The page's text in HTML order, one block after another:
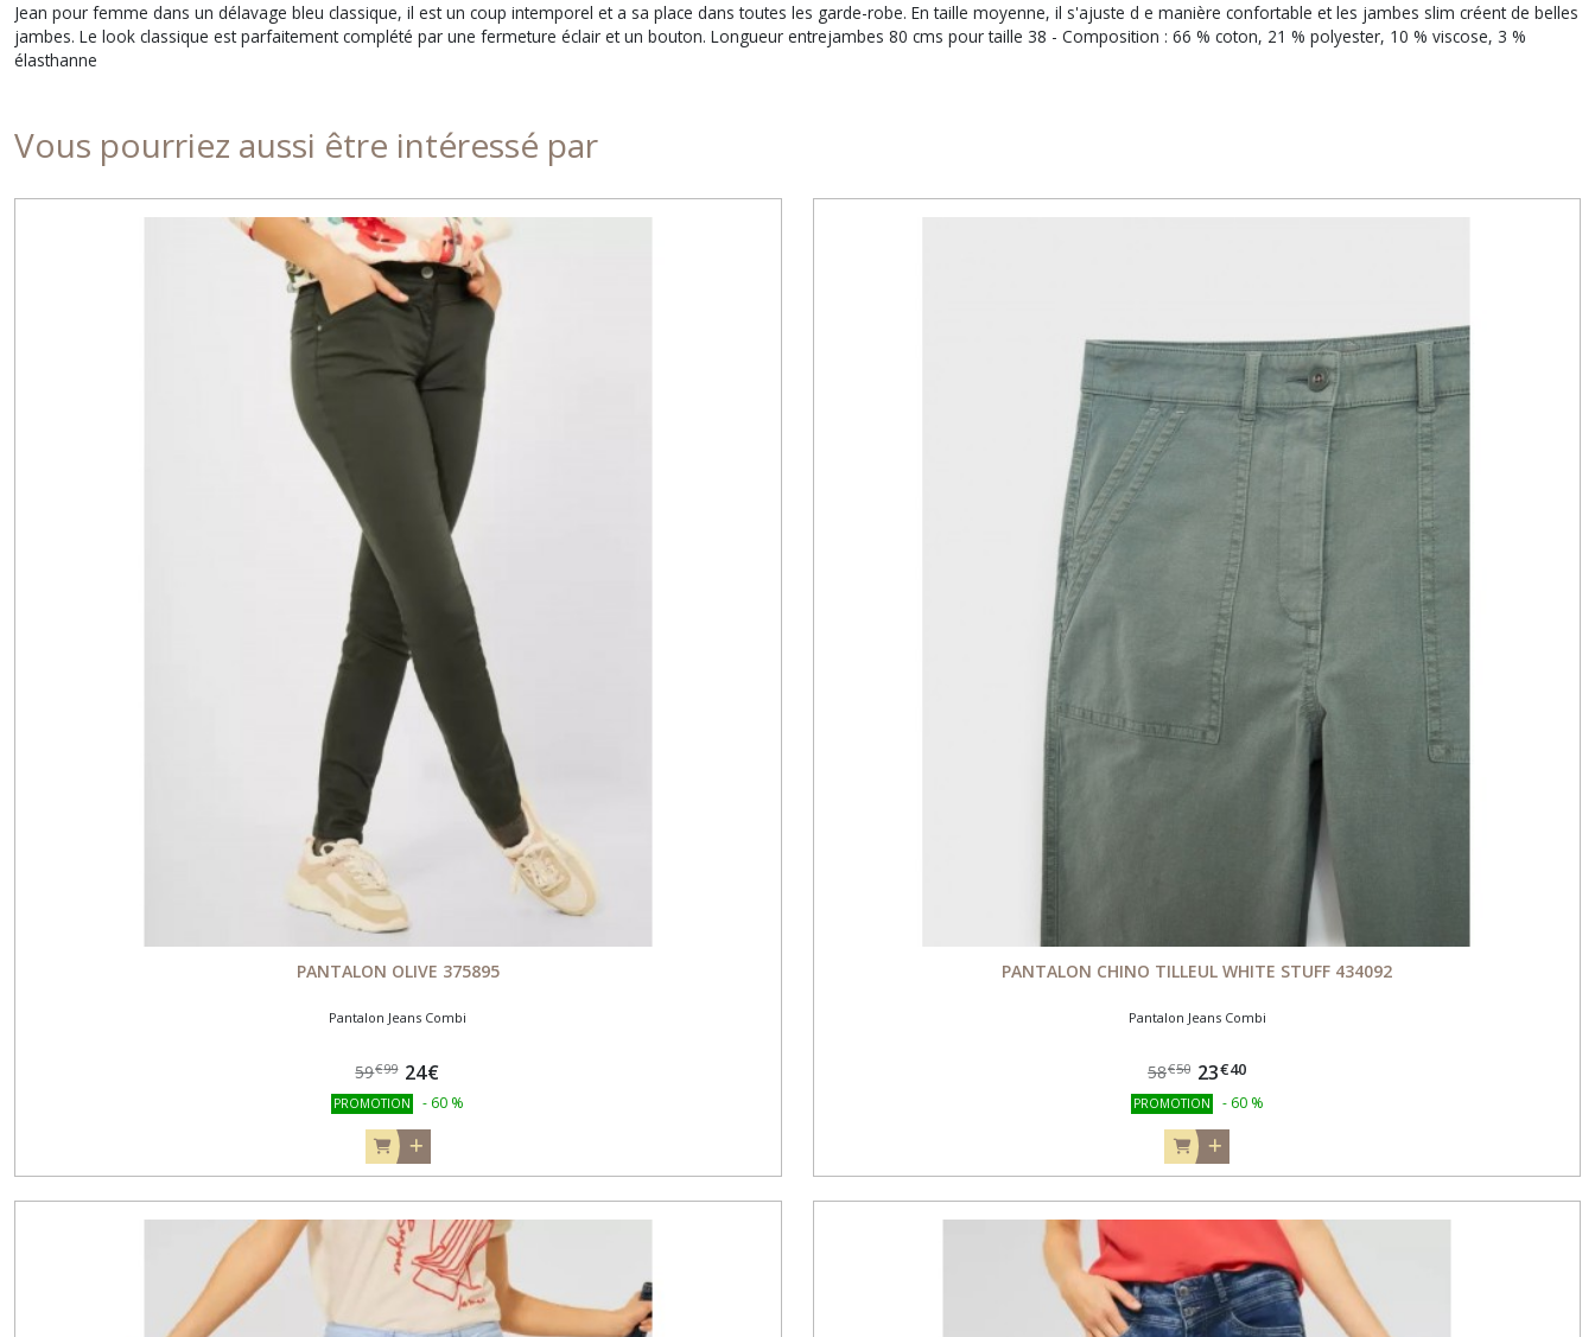
Jean pour femme dans un délavage bleu classique, il est un coup intemporel et a sa place dans toutes les garde-robe. En taille moyenne, il s'ajuste d e manière confortable et les jambes slim créent de belles
jambes. Le look classique est parfaitement complété par une fermeture éclair et un bouton. Longueur entrejambes 80 cms pour taille 38 - Composition : 66 % coton, 21 % polyester, 10 % viscose, 3 %
élasthanne
Vous pourriez aussi être intéressé par
PANTALON OLIVE 375895
Pantalon Jeans Combi
59€99 24€
PROMOTION - 60 %
PANTALON CHINO TILLEUL WHITE STUFF 434092
Pantalon Jeans Combi
58€50 23€40
PROMOTION - 60 %